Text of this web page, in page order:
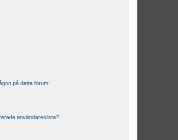
på detta forum!
användareslista?